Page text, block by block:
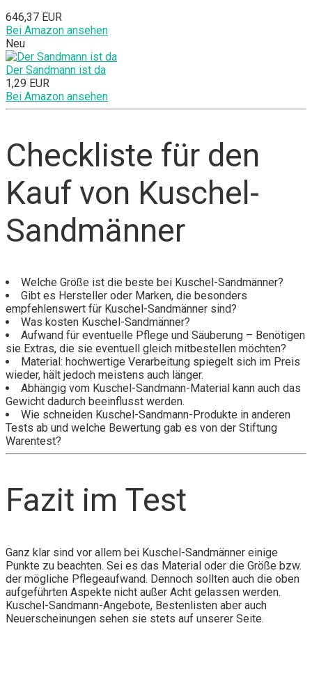
646,37 EUR
Bei Amazon ansehen
Neu
Der Sandmann ist da
1,29 EUR
Bei Amazon ansehen
Checkliste für den
Kauf von Kuschel-
Sandmänner
Welche Größe ist die beste bei Kuschel-Sandmänner?
Gibt es Hersteller oder Marken, die besonders
empfehlenswert für Kuschel-Sandmänner sind?
Was kosten Kuschel-Sandmänner?
Aufwand für eventuelle Pflege und Säuberung – Benötigen
sie Extras, die sie eventuell gleich mitbestellen möchten?
Material: hochwertige Verarbeitung spiegelt sich im Preis
wieder, hält jedoch meistens auch länger.
Abhängig vom Kuschel-Sandmann-Material kann auch das
Gewicht dadurch beeinflusst werden.
Wie schneiden Kuschel-Sandmann-Produkte in anderen
Tests ab und welche Bewertung gab es von der Stiftung
Warentest?
Fazit im Test
Ganz klar sind vor allem bei Kuschel-Sandmänner einige
Punkte zu beachten. Sei es das Material oder die Größe bzw.
der mögliche Pflegeaufwand. Dennoch sollten auch die oben
aufgeführten Aspekte nicht außer Acht gelassen werden.
Kuschel-Sandmann-Angebote, Bestenlisten aber auch
Neuerscheinungen sehen sie stets auf unserer Seite.